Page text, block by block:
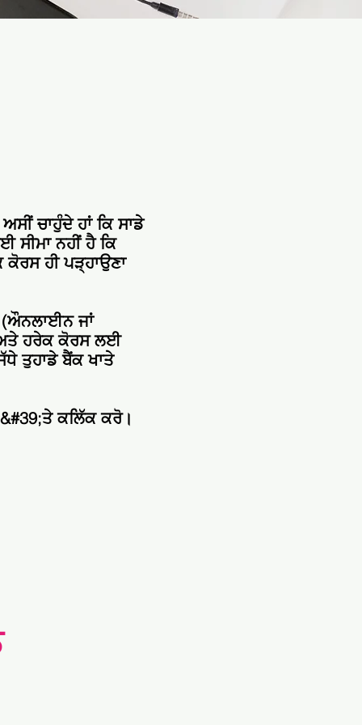
ਚਾਹੁੰਦੇ ਹਾਂ ਕਿ ਸਾਡੇ
ਨਹੀਂ ਹੈ ਕਿ
ਹੀ ਪੜ੍ਹਾਉਣਾ
(ਔਨਲਾਈਨ ਜਾਂ
ਅਤੇ ਹਰੇਕ ਕੋਰਸ ਲਈ
ਤੁਹਾਡੇ ਬੈਂਕ ਖਾਤੇ
ਕਲਿੱਕ ਕਰੋ।